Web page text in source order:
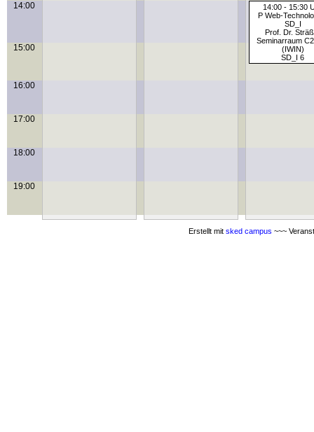
14:00
14:00 - 15:30
P Web-
SD_I
Prof. Dr.
Seminarraum
(IWIN)
SD_I 6
15:00
16:00
17:00
18:00
19:00
Erstellt mit sked campus ~~~